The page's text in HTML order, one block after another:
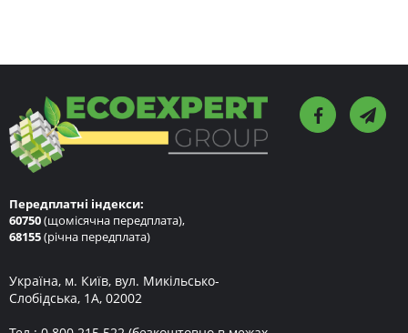
Передплатні індекси:
60750(щомісячна передплата),
68155(річна передплата)
Україна, м. Київ, вул. Микільсько-
Слобідська, 1А, 02002